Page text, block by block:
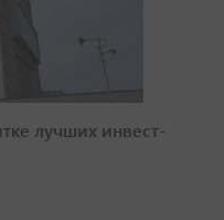
лучших инвест-